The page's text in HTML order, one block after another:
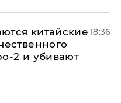
китайские
2 и убивают
18:36